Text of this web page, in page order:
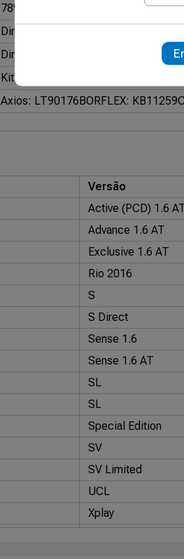
7898429268858
Direito / Esquerdo
Direito / Esquerdo
Kit Completo
Axios: LT90176BORFLEX: KB11259
Versão
Active (PCD) 1.6
Advance 1.6 AT
Exclusive 1.6 AT
Rio 2016
S
S Direct
Sense 1.6
Sense 1.6 AT
SL
SL
Special Edition
SV
SV Limited
UCL
Xplay